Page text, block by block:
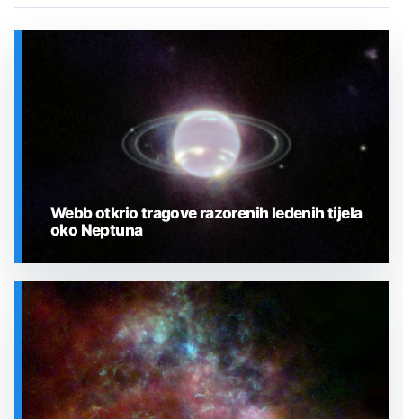
SVEMIR
Webb otkrio tragove razorenih ledenih tijela
oko Neptuna